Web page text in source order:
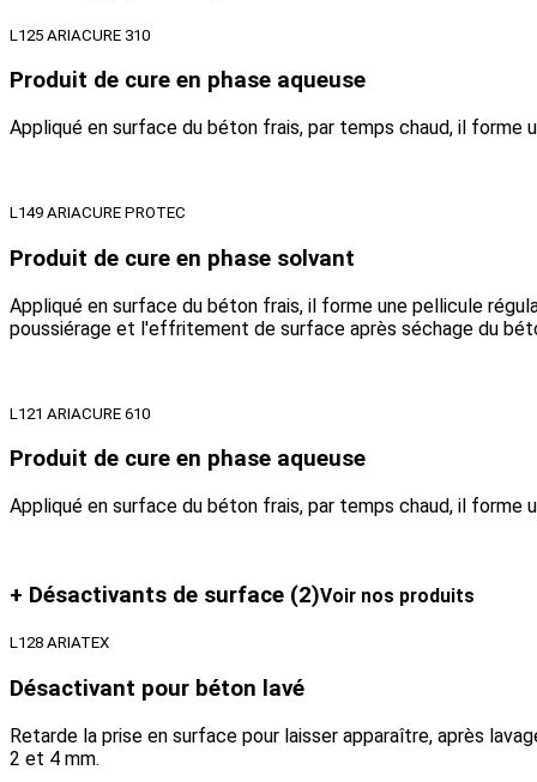
L125 ARIACURE 310
Produit de cure en phase aqueuse
Appliqué en surface du béton frais, par temps chaud, il
L149 ARIACURE PROTEC
Produit de cure en phase solvant
Appliqué en surface du béton frais, il forme une pellicule
poussiérage et l'effritement de surface après séchage du
L121 ARIACURE 610
Produit de cure en phase aqueuse
Appliqué en surface du béton frais, par temps chaud, il
+ Désactivants de surface (2)Voir nos produits
L128 ARIATEX
Désactivant pour béton lavé
Retarde la prise en surface pour laisser apparaître, après
2 et 4 mm.